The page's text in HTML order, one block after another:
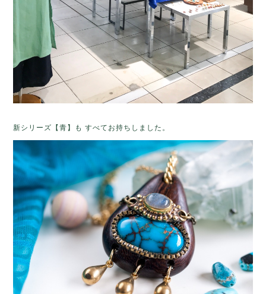
新シリーズ【青】も すべてお持ちしました。